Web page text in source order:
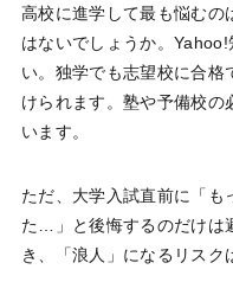
高校に進学して最も悩むの
はないでしょうか。
い。独学でも志望校に合格
けられます。塾や予備校の
います。
ただ、大学入試直前に「も
た…」と後悔するのだけは
き、「浪人」になるリスク